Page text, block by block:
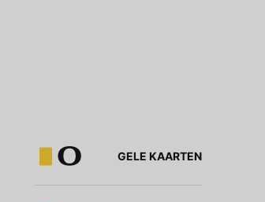
0 GELE KAARTEN